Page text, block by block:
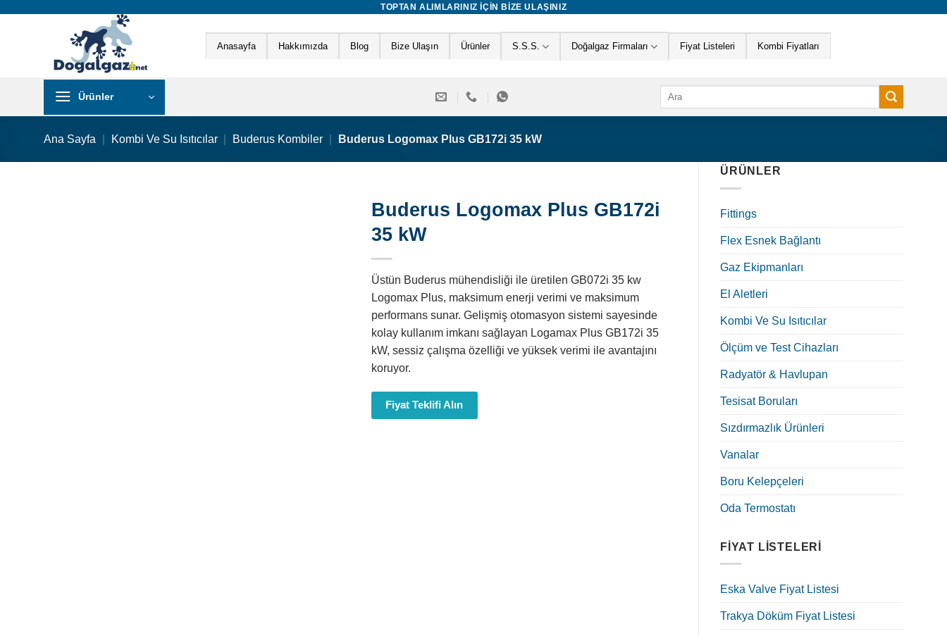
TOPTAN ALIMLARINIZ IÇIN BIZE ULAŞINIZ
Anasayfa Hakkımızda Blog Bize Ulaşın Ürünler S.S.S. Doğalgaz Firmaları Fiyat Listeleri Kombi Fiyatları
Ürünler
Ara:
Ana Sayfa Kombi Ve Su Isıtıcılar Buderus Kombiler Buderus Logomax Plus GB172i 35 kW
ÜRÜNLER
Fittings
Flex Esnek Bağlantı
Gaz Ekipmanları
El Aletleri
Kombi Ve Su Isıtıcılar
Ölçüm ve Test Cihazları
Radyatör & Havlupan
Tesisat Boruları
Sızdırmazlık Ürünleri
Vanalar
Boru Kelepçeleri
Oda Termostatı
FIYAT LISTELERI
Eska Valve Fiyat Listesi
Trakya Döküm Fiyat Listesi
Buderus Logomax Plus GB172i
35 kW
Üstün Buderus mühendisliği ile üretilen GB072i 35 kw
Logomax Plus, maksimum enerji verimi ve maksimum
performans sunar. Gelişmiş otomasyon sistemi sayesinde
kolay kullanım imkanı sağlayan Logamax Plus GB172i 35
kW, sessiz çalışma özelliği ve yüksek verimi ile avantajını
koruyor.
Fiyat Teklifi Alın